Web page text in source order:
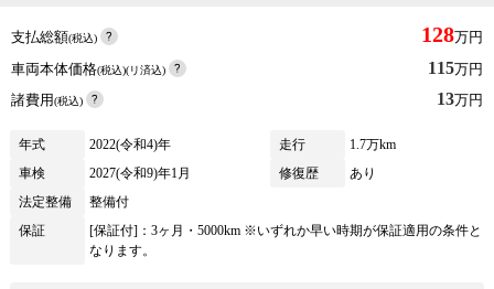
支払総額(税込) 128万円
車両本体価格(税込)(リ済込) 115万円
諸費用(税込) 13万円
年式 2022(令和4)年 走行
1.7万km
車検
2027(令和9)年1月 修復歴
あり
法定整備
整備付
保証
[保証付]：3ヶ月・5000km ※いずれか早い時期が保証適用の条件と
なります。